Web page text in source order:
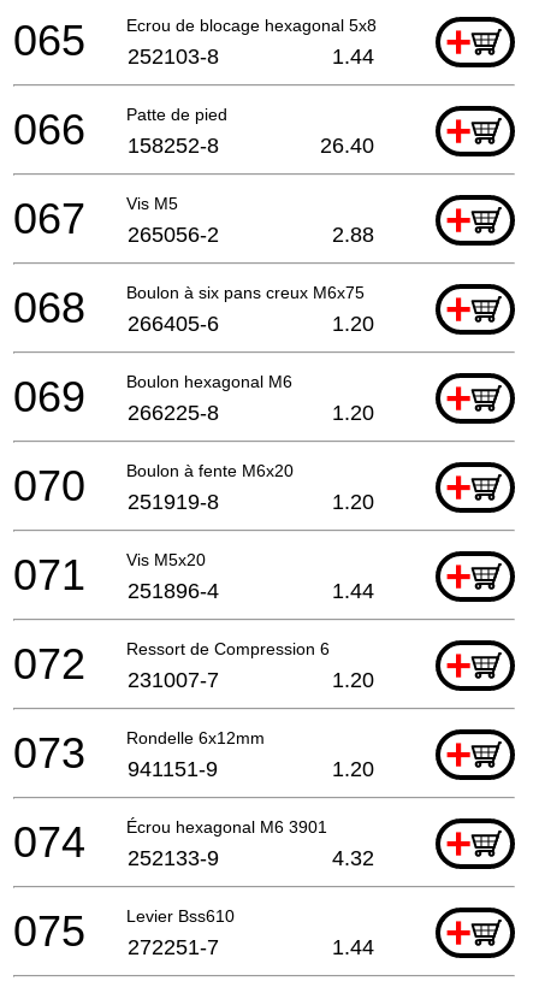
Ecrou de blocage hexagonal 5x8 +
065 252103-8 1.44
Patte de pied +
066 158252-8 26.40
Vis M5 +
067 265056-2 2.88
Boulon à six pans creux M6x75 +
068 266405-6 1.20
Boulon hexagonal M6 +
069 266225-8 1.20
Boulon à fente M6x20 +
070 251919-8 1.20
Vis M5x20 +
071 251896-4 1.44
Ressort de Compression 6 +
072 231007-7 1.20
Rondelle 6x12mm +
073 941151-9 1.20
Écrou hexagonal M6 3901 +
074 252133-9 4.32
Levier Bss610 +
075 272251-7 1.44